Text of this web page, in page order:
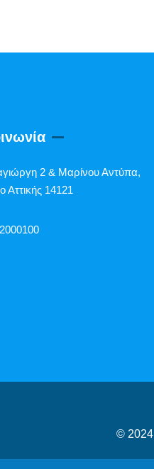
2 & Μαρίνου Αντύπα,
Αττικής 14121
© 2024